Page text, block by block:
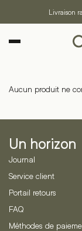
Livraison
Aucun produit ne
Un horizon
Journal
Service client
Portail retours
FAQ
Méthodes de